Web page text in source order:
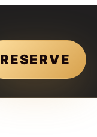
RESERVE